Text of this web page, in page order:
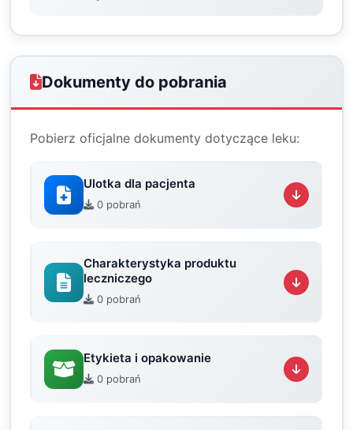
Dokumenty do pobrania
Pobierz oficjalne dokumenty dotyczące leku:
Ulotka dla pacjenta
0 pobrań
Charakterystyka produktu
leczniczego
0 pobrań
Etykieta i opakowanie
0 pobrań